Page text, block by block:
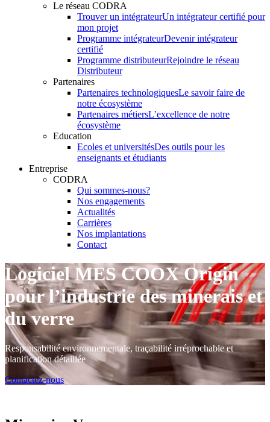
Le réseau CODRA
Trouver un intégrateurUn intégrateur certifié pour
mon projet
Programme intégrateurDevenir intégrateur
certifié
Programme distributeurRejoindre le réseau
Distributeur
Partenaires
Partenaires technologiquesLe savoir faire de
notre écosystème
Partenaires métiersL’excellence de notre
écosystème
Education
Ecoles et universitésDes outils pour les
enseignants et étudiants
Entreprise
CODRA
Qui sommes-nous?
Nos engagements
Actualités
Carrières
Nos implantations
Contact
Logiciel MES COOX Origin
pour l’industrie des minerais et
du verre
Responsabilité environnementale, traçabilité irréprochable et
planification détaillée
Contactez-nous